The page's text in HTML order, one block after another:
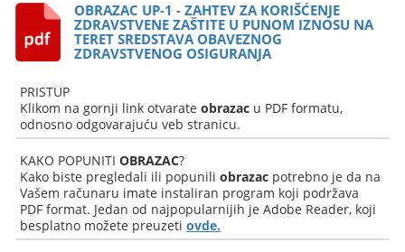
OBRAZAC UP-1 - ZAHTEV ZA KORIŠĆENJE
ZDRAVSTVENE ZAŠTITE U PUNOM IZNOSU NA
TERET SREDSTAVA OBAVEZNOG
ZDRAVSTVENOG OSIGURANJA
PRISTUP
Klikom na gornji link otvarateobrazac u PDF formatu,
odnosno odgovarajuću veb stranicu.
KAKO POPUNITIOBRAZAC?
Kako biste pregledali ili popuniliobrazac potrebno je da na
Vašem računaru imate instaliran program koji podržava
PDF format. Jedan od najpopularnijih je Adobe Reader, koji
besplatno možete preuzetiovde.